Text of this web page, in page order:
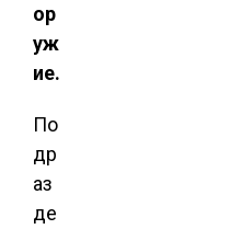
ор
уж
ие.
По
др
аз
де